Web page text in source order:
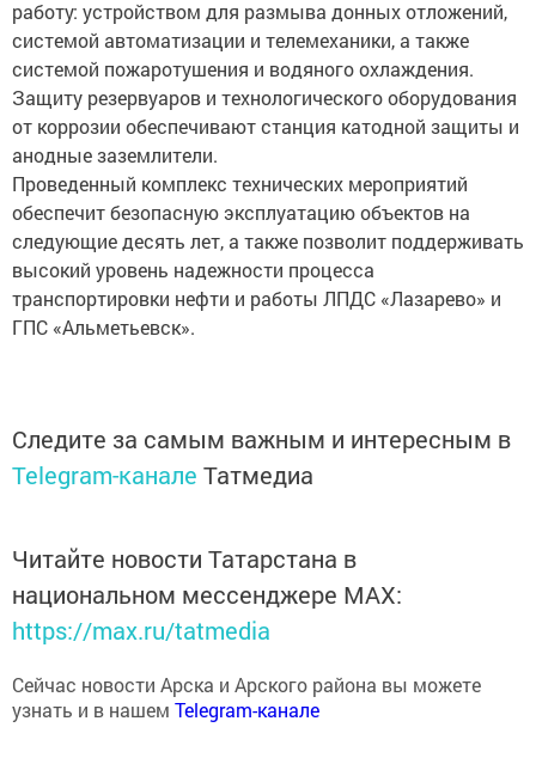
системой автоматизации и телемеханики, а также
системой пожаротушения и водяного охлаждения.
Защиту резервуаров и технологического оборудования
от коррозии обеспечивают станция катодной защиты и
анодные заземлители.
Проведенный комплекс технических мероприятий
обеспечит безопасную эксплуатацию объектов на
следующие десять лет, а также позволит поддерживать
высокий уровень надежности процесса
транспортировки нефти и работы ЛПДС «Лазарево» и
ГПС «Альметьевск».
Telegram-каналеТатмедиа
национальном мессенджере MАХ:
https://max.ru/tatmedia
узнать и в нашемTelegram-канале